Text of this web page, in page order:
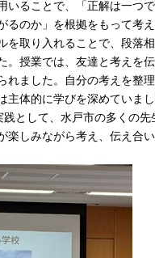
ることで、「正解は一つ
のか」を根拠をもって考
を取り入れることで、段落
。授業では、友達と考えを
ました。自分の考えを整
主体的に学びを深めていま
として、水戸市の多くの
しみながら考え、伝え合